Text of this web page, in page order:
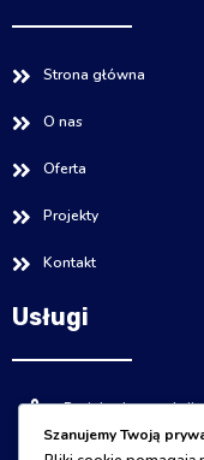
Strona główna
O nas
Oferta
Projekty
Kontakt
Usługi
Projekty konstrukcji
Ekspertyzy
Szanujemy Twoją